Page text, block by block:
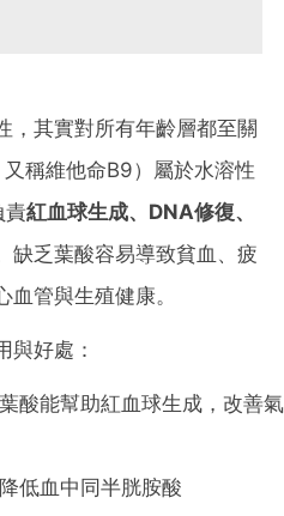
，其實對所有年齡層都至關
稱維他命B9）屬於水溶性
責紅血球生成、DNA修復、
缺乏葉酸容易導致貧血、疲
管與生殖健康。
與好處：
葉酸能幫助紅血球生成，改善氣
低血中同半胱胺酸